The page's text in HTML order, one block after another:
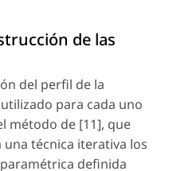
de las
del perfil de la
para cada uno
método de [11], que
técnica iterativa los
definida